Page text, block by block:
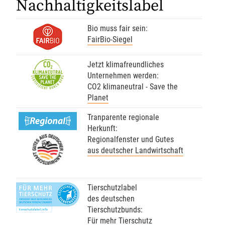
nächsten 30 Jahre.
1
GfRS Gesellschaft für
Ressourcenschutz mbH
02.08.2026
Natürlich GfRS-#biozertifiziert!
GfRS Gesellschaft für
Ressourcenschutz mbH
Verarbeitung, Import und
Handel
Mo - Fr: 9.00 - 12.00 & 13.00 - 17.00 Uhr
Telefon 0551 - 488 77 31
oderoekosortiment@gfrs.de/
biokueche@
gfrs.de(24/7)
Gastronomie
Nachhaltigkeitslabel
FairBio
Regionalität
Tierschutz
V-Label
Lieferkette
Evaluierung
Nachhaltigkeitslabel
Bio muss fair sein:
FairBio-Siegel
Jetzt klimafreundliches
Unternehmen werden:
CO2 klimaneutral - Save the
Planet
Tranparente regionale
Herkunft:
Regionalfenster und Gutes
aus deutscher Landwirtschaft
Tierschutzlabel
des deutschen
Tierschutzbunds:
Für mehr Tierschutz